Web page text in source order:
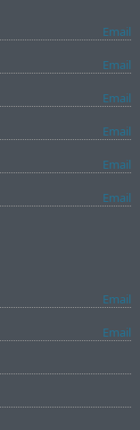
Email
Email
Email
Email
Email
Email
Email
Email